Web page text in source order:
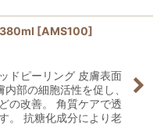
[AMS100]
ドピーリング 皮膚表面
部の細胞活性を促し、
の改善。 角質ケアで透
。 抗糖化成分により老